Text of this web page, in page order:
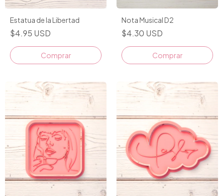
Estatua de la Libertad
$4.95 USD
Comprar
Nota Musical D2
$4.30 USD
Comprar